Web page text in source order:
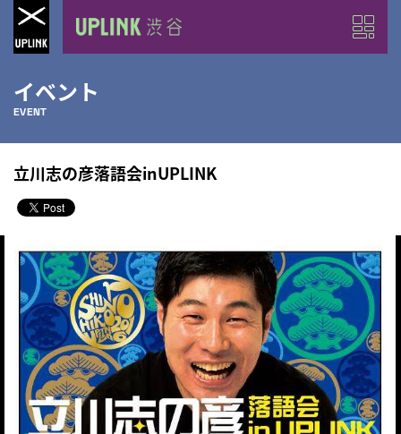
イベント
EVENT
立川志の彦落語会inUPLINK